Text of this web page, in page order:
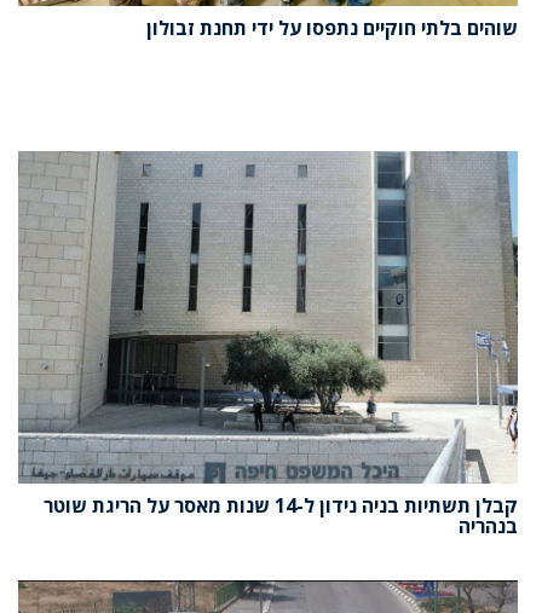
שוהים בלתי חוקיים נתפסו על ידי תחנת זבולון
קבלן תשתיות בניה נידון ל-14 שנות מאסר על הריגת שוטר
בנהריה